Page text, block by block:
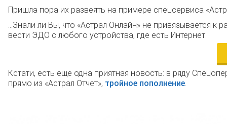
Пришла пора их развеять на примере спецсервиса
…Знали ли Вы, что «Астрал Онлайн» не привязывается к
вести ЭДО с любого устройства, где есть Интернет.
Кстати, есть еще одна приятная новость: в ряду
прямо из «Астрал Отчет», тройное пополнение.